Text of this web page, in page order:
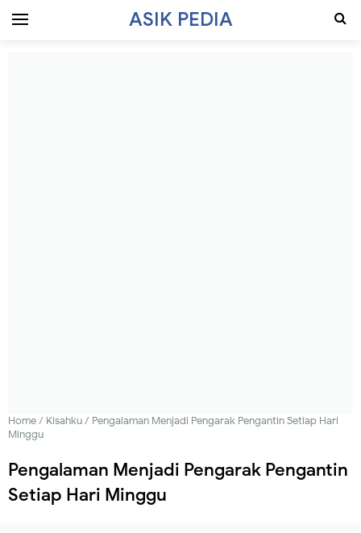
ASIK PEDIA
Home/ Kisahku/ Pengalaman Menjadi Pengarak Pengantin Setiap Hari
Minggu
Pengalaman Menjadi Pengarak Pengantin
Setiap Hari Minggu